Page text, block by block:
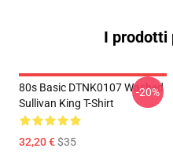
I prodotti
80s Basic DTNK0107 Washed
Sullivan King T-Shirt
32,20 €$35
-20%